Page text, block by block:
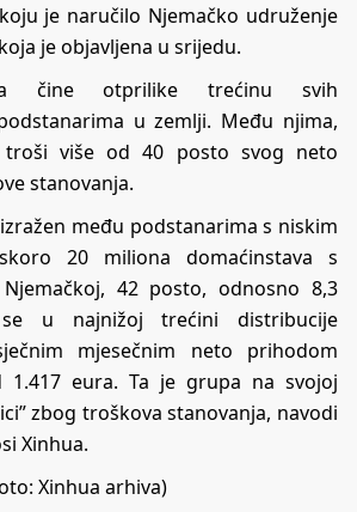
je naručilo Njemačko udruženje
je objavljena u srijedu.
čine otprilike trećinu svih
u zemlji. Među njima,
više od 40 posto svog neto
stanovanja.
među podstanarima s niskim
20 miliona domaćinstava s
42 posto, odnosno 8,3
u najnižoj trećini distribucije
mjesečnim neto prihodom
1.417 eura. Ta je grupa na svojoj
zbog troškova stanovanja, navodi
Xinhua.
Xinhua arhiva)